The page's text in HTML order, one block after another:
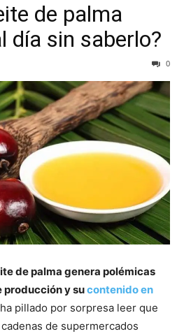
de palma
día sin saberlo?
0
de palma genera polémicas
producción y sucontenido en
pillado por sorpresa leer que
de supermercados